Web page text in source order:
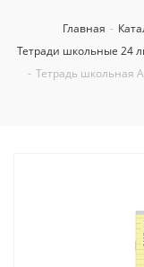
Главная -
Тетради школьные 24
- Тетрадь школьная